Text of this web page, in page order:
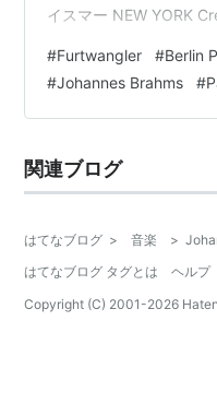
イスマー NEW YORK
https://
pid=20210405 本拙訳
CHAPTER T…
#Furtwangler #Berlin
#Johannes Brahms #
関連ブログ
はてなブログ > 音楽 >
はてなブログ タグとは
ヘルプ
Copyright (C) 2001-2026